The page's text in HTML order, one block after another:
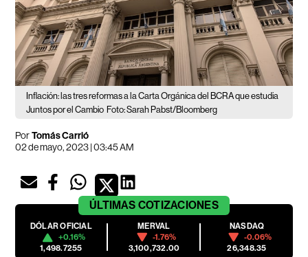
Inflación: las tres reformas a la Carta Orgánica del BCRA que estudia
Juntos por el Cambio Foto: Sarah Pabst/Bloomberg
PorTomás Carrió
02 de mayo, 2023 | 03:45 AM
ÚLTIMAS COTIZACIONES
DÓLAR OFICIAL
+0.16%
1,498.7255
MERVAL
-1.76%
3,100,732.00
NASDAQ
-0.06%
26,348.35